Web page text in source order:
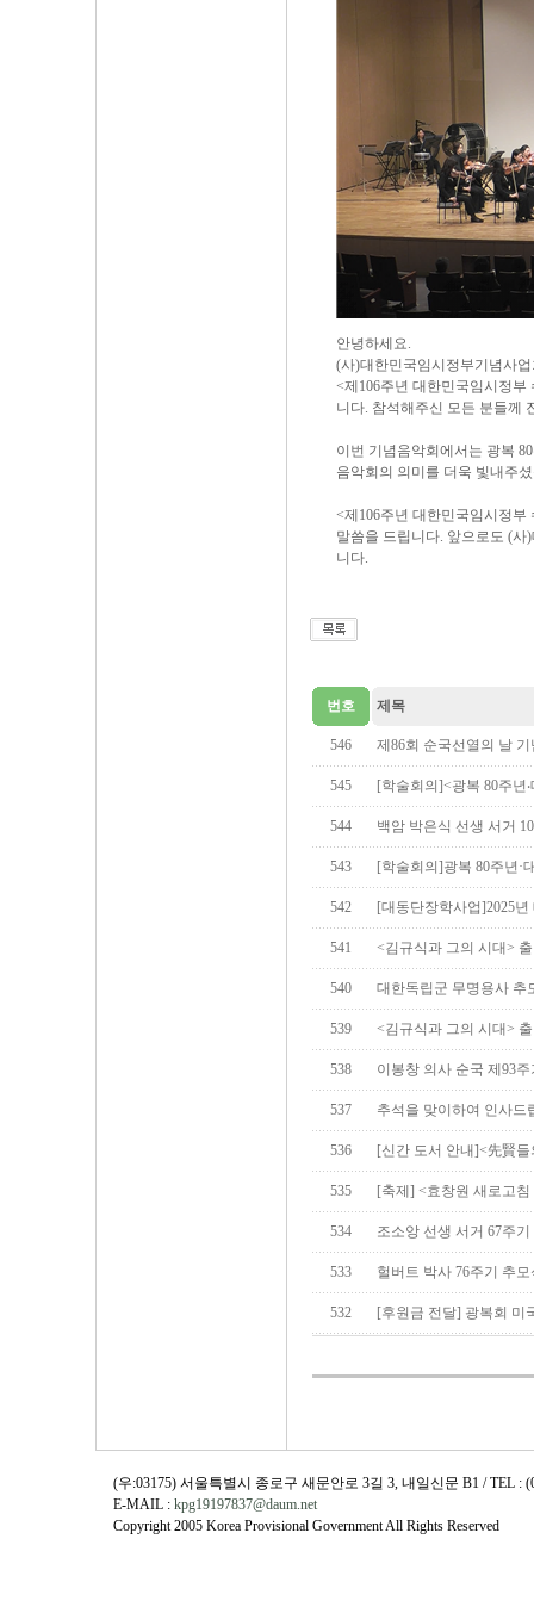
안녕하세요.
(사)대한민국임시정부기념사
<제106주년 대한민국임시정
니다. 참석해주신 모든 분들께
이번 기념음악회에서는 광복
음악회의 의미를 더욱 빛내주
<제106주년 대한민국임시정
말씀을 드립니다. 앞으로도 (
니다.
번호 제목
546 제86회 순국선열의 날 기
545 [학술회의]<광복 80주년
544 백암 박은식 선생 서거
543 [학술회의]광복 80주년
542 [대동단장학사업]2025
541 <김규식과 그의 시대>
540 대한독립군 무명용사 추
539 <김규식과 그의 시대>
538 이봉창 의사 순국 제93
537 추석을 맞이하여 인사드
536 [신간 도서 안내]<先賢
535 [축제] <효창원 새로고
534 조소앙 선생 서거 67주
533 헐버트 박사 76주기 추모
532 [후원금 전달] 광복회
(우:03175) 서울특별시 종로구 새문안로 3길 3, 내일신문 B1 / TEL :
E-MAIL : kpg19197837@daum.net
Copyright 2005 Korea Provisional Government All Rights Reserved